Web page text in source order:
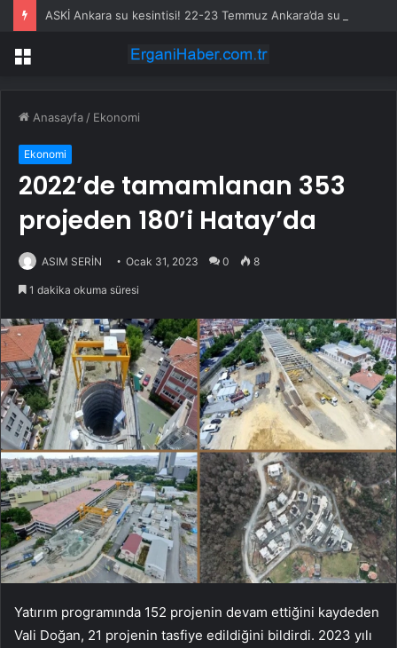
Menü
Anasayfa / Ekonomi
Ekonomi
2022’de tamamlanan 353
projeden 180’i Hatay’da
ASIM SERİN Ocak 31, 2023 0 8
1 dakika okuma süresi
Yatırım programında 152 projenin devam ettiğini kaydeden
Vali Doğan, 21 projenin tasfiye edildiğini bildirdi. 2023 yılı